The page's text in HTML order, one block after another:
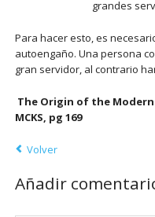
grandes
Para hacer esto, es
autoengaño. Una persona
gran servidor, al contrario
The Origin of the
MCKS, pg 169
Volver
Añadir